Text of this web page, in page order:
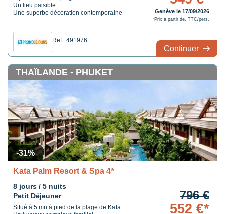
Un lieu paisible
Une superbe décoration contemporaine
Ref : 491976
Genève le 17/09/2026
*Prix à partir de, TTC/pers.
Continuer
-31%
THAÏLANDE - PHUKET
Kata Palm Resort & Spa 4*
8 jours / 5 nuits
Petit Déjeuner
Situé à 5 mn à pied de la plage de Kata
796 €
552 €*